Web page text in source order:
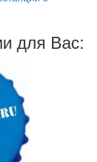
для Вас: